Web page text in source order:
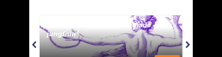
Andromeda - Den fastkedjade
jungfrun